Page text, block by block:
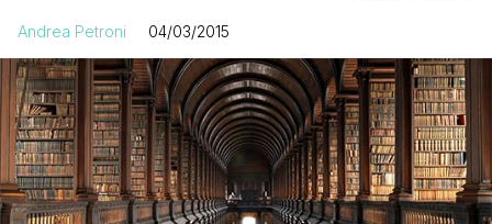
Andrea Petroni 04/03/2015